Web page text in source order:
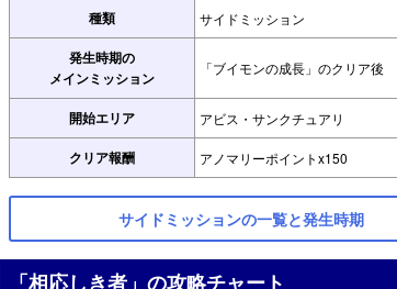
種類 サイドミッション
発生時期の
メインミッション
「ブイモンの成長」のクリア後
開始エリア アビス・サンクチュアリ
クリア報酬 アノマリーポイントx150
サイドミッションの一覧と発生時期
「相応しき者」の攻略チャート